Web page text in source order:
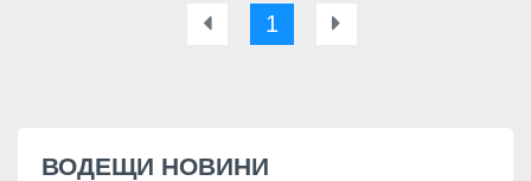
1
ВОДЕЩИ НОВИНИ